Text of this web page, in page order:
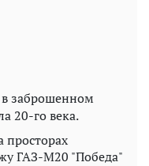
заброшенном
20-го века.
ГАЗ-М20 "Победа"